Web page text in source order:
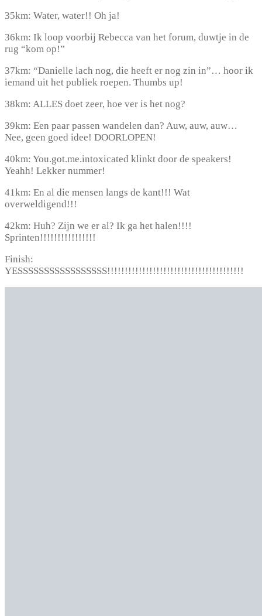
35km: Water, water!! Oh ja!
36km: Ik loop voorbij Rebecca van het forum, duwtje in de
rug “kom op!”
37km: “Danielle lach nog, die heeft er nog zin in”… hoor ik
iemand uit het publiek roepen. Thumbs up!
38km: ALLES doet zeer, hoe ver is het nog?
39km: Een paar passen wandelen dan? Auw, auw, auw…
Nee, geen goed idee! DOORLOPEN!
40km: You.got.me.intoxicated klinkt door de speakers!
Yeahh! Lekker nummer!
41km: En al die mensen langs de kant!!! Wat
overweldigend!!!
42km: Huh? Zijn we er al? Ik ga het halen!!!!
Sprinten!!!!!!!!!!!!!!!!
Finish:
YESSSSSSSSSSSSSSSSS!!!!!!!!!!!!!!!!!!!!!!!!!!!!!!!!!!!!!!!